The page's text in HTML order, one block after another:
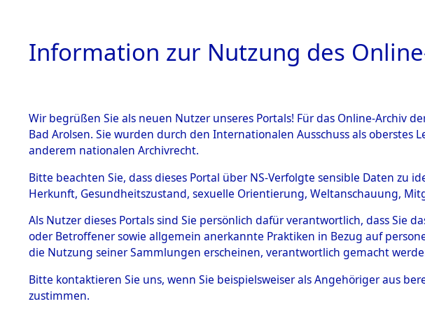
HOME BESTANDSBESCHREIBUNG
BESTÄNDE
Inhaftierungsdoku
mente
5. Verschiedenes
Todesmärsche
5.3.1 Alliierte
Aktion
(84612232)→0271
Information zur Nutzung des
Wir begrüßen Sie als neuen Nutzer unseres Portals! Für das Online-Archiv
Bad Arolsen. Sie wurden durch den Internationalen Ausschuss als
anderem nationalen Archivrecht.
Bitte beachten Sie, dass dieses Portal über NS-Verfolgte sensible Daten
Herkunft, Gesundheitszustand, sexuelle Orientierung, Weltanschauung,
Als Nutzer dieses Portals sind Sie persönlich dafür verantwortlich, dass Sie
oder Betroffener sowie allgemein anerkannte Praktiken in Bezug auf
die Nutzung seiner Sammlungen erscheinen, verantwortlich gemacht
Bitte kontaktieren Sie uns, wenn Sie beispielsweiser als Angehöriger aus
zustimmen.